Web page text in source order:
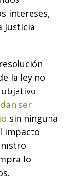
intereses,
Justicia
la ley no
objetivo
ser
sin ninguna
impacto
lo